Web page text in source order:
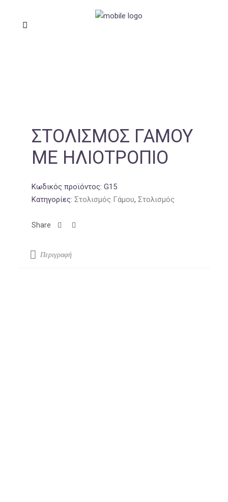
ΣΤΟΛΙΣΜΌΣ ΓΆΜΟΥ
ΜΕ ΗΛΙΟΤΡΌΠΙΟ
Κωδικός προϊόντος: G15
Κατηγορίες: Στολισμός Γάμου, Στολισμός
Περιγραφή